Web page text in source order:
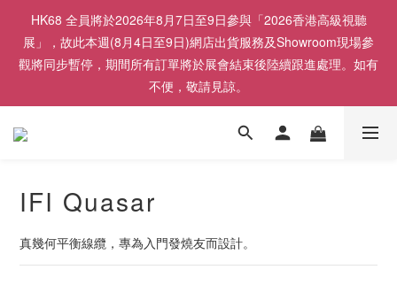
HK68 全員將於2026年8月7日至9日參與「2026香港高級視聽
展」，故此本週(8月4日至9日)網店出貨服務及Showroom現場參
觀將同步暫停，期間所有訂單將於展會結束後陸續跟進處理。如有
不便，敬請見諒。
IFI Quasar
真幾何平衡線纜，專為入門發燒友而設計。